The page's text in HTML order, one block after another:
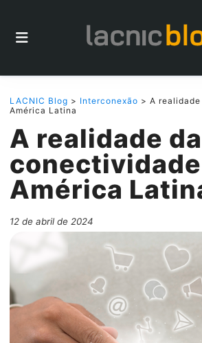
LACNIC Blog > Interconexão > A
América Latina
A realidade da
América
12 de abril de 2024